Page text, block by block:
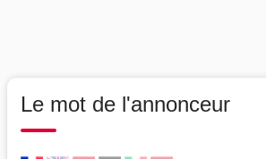
Le mot de l'annonceur